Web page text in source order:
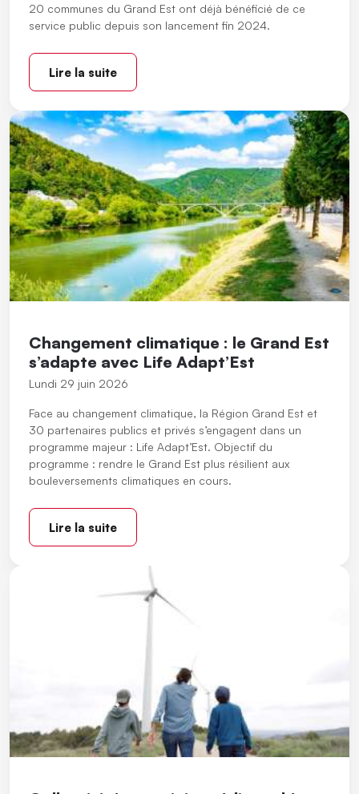
20 communes du Grand Est ont déjà bénéficié de ce
service public depuis son lancement fin 2024.
Lire la suite
Changement climatique : le Grand Est
s’adapte avec Life Adapt’Est
Lundi 29 juin 2026
Face au changement climatique, la Région Grand Est et
30 partenaires publics et privés s’engagent dans un
programme majeur : Life Adapt’Est. Objectif du
programme : rendre le Grand Est plus résilient aux
bouleversements climatiques en cours.
Lire la suite